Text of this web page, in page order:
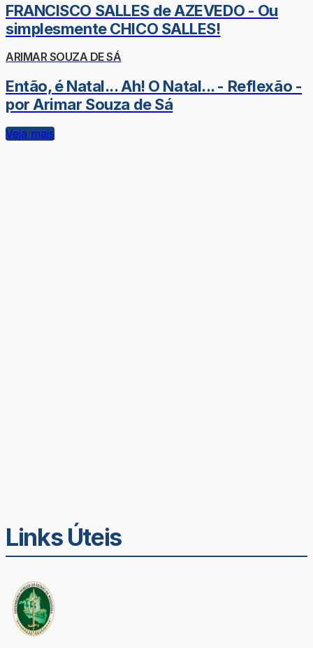
FRANCISCO SALLES de AZEVEDO - Ou
simplesmente CHICO SALLES!
ARIMAR SOUZA DE SÁ
Então, é Natal... Ah! O Natal... - Reflexão -
por Arimar Souza de Sá
Veja mais
Links Úteis